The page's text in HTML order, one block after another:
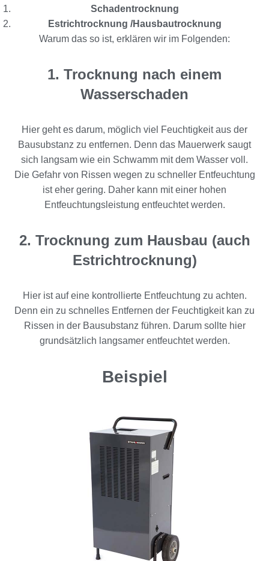
Schadentrocknung
Estrichtrocknung /Hausbautrocknung
Warum das so ist, erklären wir im Folgenden:
1. Trocknung nach einem
Wasserschaden
Hier geht es darum, möglich viel Feuchtigkeit aus der
Bausubstanz zu entfernen. Denn das Mauerwerk saugt
sich langsam wie ein Schwamm mit dem Wasser voll.
Die Gefahr von Rissen wegen zu schneller Entfeuchtung
ist eher gering. Daher kann mit einer hohen
Entfeuchtungsleistung entfeuchtet werden.
2. Trocknung zum Hausbau (auch
Estrichtrocknung)
Hier ist auf eine kontrollierte Entfeuchtung zu achten.
Denn ein zu schnelles Entfernen der Feuchtigkeit kan zu
Rissen in der Bausubstanz führen. Darum sollte hier
grundsätzlich langsamer entfeuchtet werden.
Beispiel